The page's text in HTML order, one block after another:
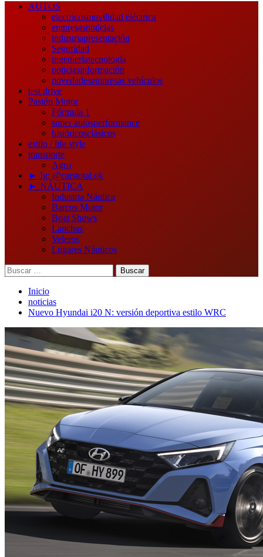
Menú
AUTOS
electricosmovilidad eléctrica
empresasnoticias
industriapresentación
Seguridad
ingenieríatecnología
noticiasinformación
novedadesempresas vehículos
test drive
Pasión Motor
Fórmula 1
super autosperformance
históricosclásicos
estilo / life style
transporte
Agro
► Ig: @carstotal.ok
► NÁUTICA
Industria Náutica
Barcos Motor
Boat Shows
Lanchas
Veleros
Lugares Náuticos
Buscar:
Inicio
noticias
Nuevo Hyundai i20 N: versión deportiva estilo WRC